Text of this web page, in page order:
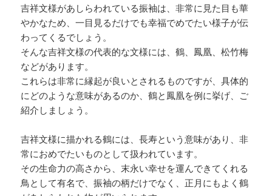
吉祥文様があしらわれている振袖は、非常に見た目も華
やかなため、一目見るだけでも幸福でめでたい様子が伝
わってくるでしょう。
そんな吉祥文様の代表的な文様には、鶴、鳳凰、松竹梅
などがあります。
これらは非常に縁起が良いとされるものですが、具体的
にどのような意味があるのか、鶴と鳳凰を例に挙げ、ご
紹介しましょう。
吉祥文様に描かれる鶴には、長寿という意味があり、非
常におめでたいものとして扱われています。
その生命力の高さから、末永い幸せを運んできてくれる
鳥として有名で、振袖の柄だけでなく、正月にもよく鶴